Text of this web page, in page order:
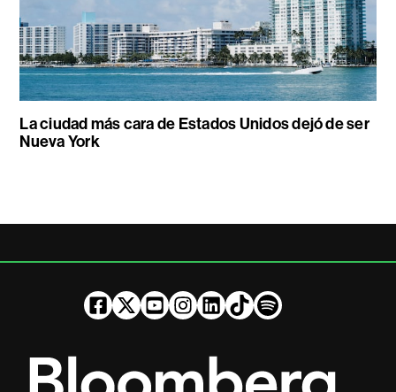
La ciudad más cara de Estados Unidos dejó de ser
Nueva York